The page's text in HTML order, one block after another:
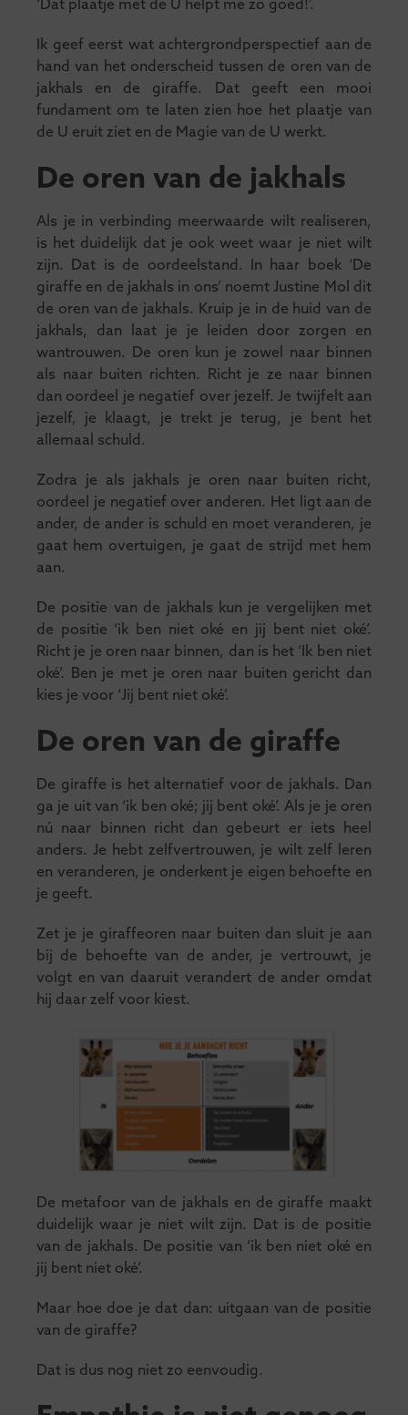
‘Dat plaatje met de U helpt me zo goed!’.
Ik geef eerst wat achtergrondperspectief aan de
hand van het onderscheid tussen de oren van de
jakhals en de giraffe. Dat geeft een mooi
fundament om te laten zien hoe het plaatje van
de U eruit ziet en de Magie van de U werkt.
De oren van de jakhals
Als je in verbinding meerwaarde wilt realiseren,
is het duidelijk dat je ook weet waar je niet wilt
zijn. Dat is de oordeelstand. In haar boek ‘De
giraffe en de jakhals in ons’ noemt Justine Mol dit
de oren van de jakhals. Kruip je in de huid van de
jakhals, dan laat je je leiden door zorgen en
wantrouwen. De oren kun je zowel naar binnen
als naar buiten richten. Richt je ze naar binnen
dan oordeel je negatief over jezelf. Je twijfelt aan
jezelf, je klaagt, je trekt je terug, je bent het
allemaal schuld.
Zodra je als jakhals je oren naar buiten richt,
oordeel je negatief over anderen. Het ligt aan de
ander, de ander is schuld en moet veranderen, je
gaat hem overtuigen, je gaat de strijd met hem
aan.
De positie van de jakhals kun je vergelijken met
de positie ‘ik ben niet oké en jij bent niet oké’.
Richt je je oren naar binnen, dan is het ‘Ik ben niet
oké’. Ben je met je oren naar buiten gericht dan
kies je voor ‘Jij bent niet oké’.
De oren van de giraffe
De giraffe is het alternatief voor de jakhals. Dan
ga je uit van ‘ik ben oké; jij bent oké’. Als je je oren
nú naar binnen richt dan gebeurt er iets heel
anders. Je hebt zelfvertrouwen, je wilt zelf leren
en veranderen, je onderkent je eigen behoefte en
je geeft.
Zet je je giraffeoren naar buiten dan sluit je aan
bij de behoefte van de ander, je vertrouwt, je
volgt en van daaruit verandert de ander omdat
hij daar zelf voor kiest.
De metafoor van de jakhals en de giraffe maakt
duidelijk waar je niet wilt zijn. Dat is de positie
van de jakhals. De positie van ‘ik ben niet oké en
jij bent niet oké’.
Maar hoe doe je dat dan: uitgaan van de positie
van de giraffe?
Dat is dus nog niet zo eenvoudig.